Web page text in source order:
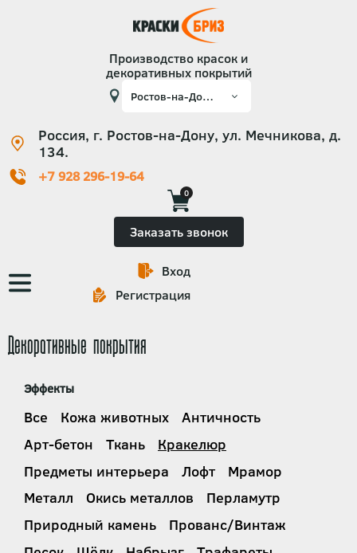
Производство красок и
декоративных покрытий
Россия, г. Ростов-на-Дону, ул. Мечникова, д.
134.
+7 928 296-19-64
0
Заказать звонок
Основная
навигация
Вход
Регистрация
Декоративные покрытия
Эффекты
Все Кожа животных
Античность
Арт-бетон
Ткань
Кракелюр
Предметы интерьера
Лофт
Мрамор
Металл
Окись металлов
Перламутр
Природный камень
Прованс/Винтаж